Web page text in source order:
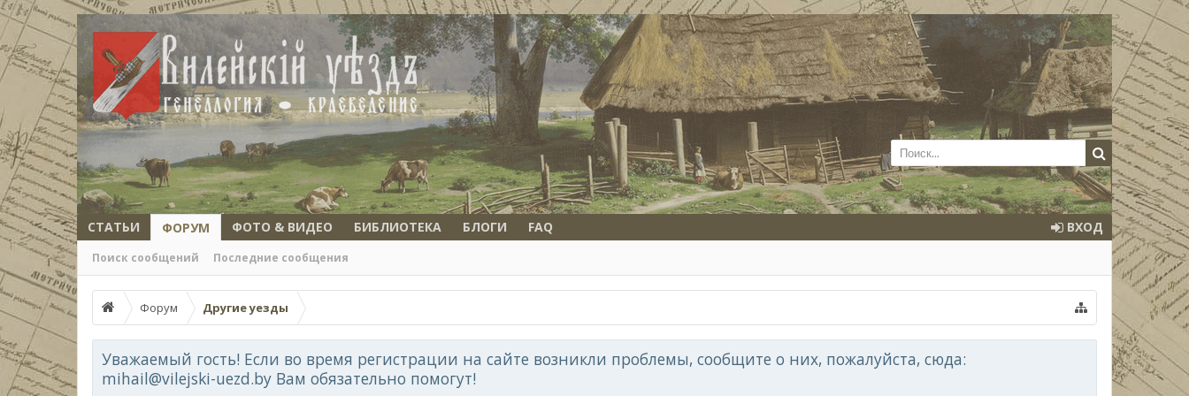
СТАТЬИ ФОРУМ
Поиск сообщений Последние сообщения
ФОТО & ВИДЕО БИБЛИОТЕКА БЛОГИ FAQ ВХОД
Форум Другие уезды
Уважаемый гость! Если во время регистрации на сайте возникли проблемы, сообщите о них, пожалуйста, сюда:
mihail@vilejski-uezd.by Вам обязательно помогут!